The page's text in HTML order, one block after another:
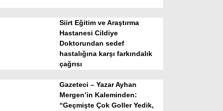
Siirt Eğitim ve Araştırma
Hastanesi Cildiye
Doktorundan sedef
hastalığına karşı farkındalık
çağrısı
Gazeteci – Yazar Ayhan
Mergen’in Kaleminden:
“Geçmişte Çok Goller Yedik,